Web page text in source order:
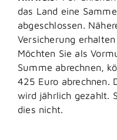
das Land eine
abgeschlossen.
Versicherung
Möchten Sie als
Summe abrechnen,
425 Euro abrechnen.
wird jährlich gezahlt.
dies nicht.